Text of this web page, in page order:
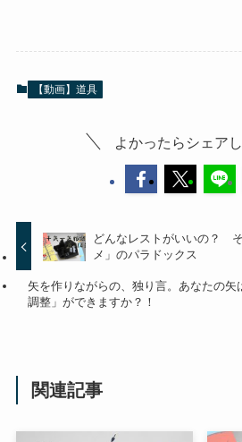
【動画】道具
よかったらシェアし
どんなレストがいいの？
メ」のパラドックス
矢を作りながらの、独り言。あなたの矢
調整」ができますか？！
関連記事